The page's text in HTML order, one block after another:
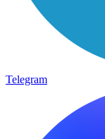
Telegram